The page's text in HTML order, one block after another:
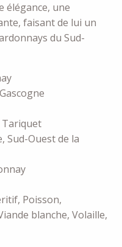
élégance, une
faisant de lui un
du Sud-
Tariquet
Sud-Ouest de la
Poisson,
blanche, Volaille,